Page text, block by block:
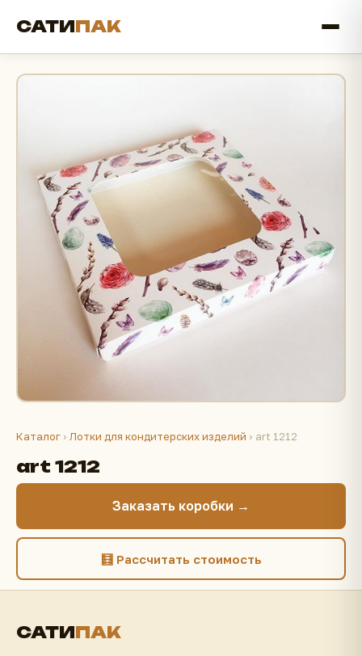
САТИПАК
Каталог › Лотки для кондитерских изделий › art 1212
art 1212
Заказать коробки →
🧮 Рассчитать стоимость
САТИПАК